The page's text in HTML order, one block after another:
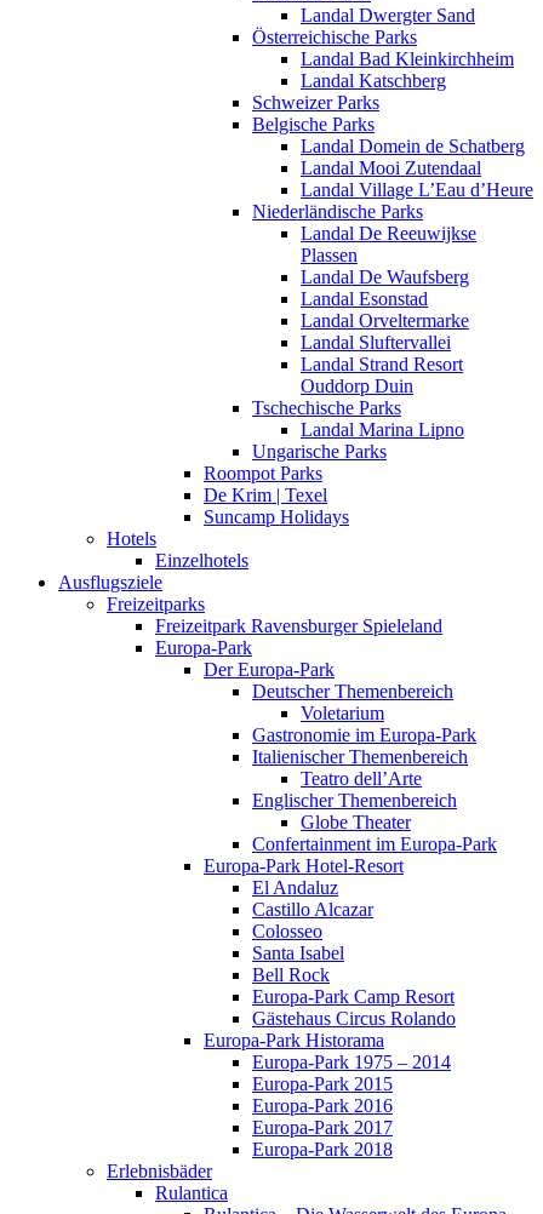
Landal Dwergter Sand
Österreichische Parks
Landal Bad Kleinkirchheim
Landal Katschberg
Schweizer Parks
Belgische Parks
Landal Domein de Schatberg
Landal Mooi Zutendaal
Landal Village L’Eau d’Heure
Niederländische Parks
Landal De Reeuwijkse
Plassen
Landal De Waufsberg
Landal Esonstad
Landal Orveltermarke
Landal Sluftervallei
Landal Strand Resort
Ouddorp Duin
Tschechische Parks
Landal Marina Lipno
Ungarische Parks
Roompot Parks
De Krim | Texel
Suncamp Holidays
Hotels
Einzelhotels
Ausflugsziele
Freizeitparks
Freizeitpark Ravensburger Spieleland
Europa-Park
Der Europa-Park
Deutscher Themenbereich
Voletarium
Gastronomie im Europa-Park
Italienischer Themenbereich
Teatro dell’Arte
Englischer Themenbereich
Globe Theater
Confertainment im Europa-Park
Europa-Park Hotel-Resort
El Andaluz
Castillo Alcazar
Colosseo
Santa Isabel
Bell Rock
Europa-Park Camp Resort
Gästehaus Circus Rolando
Europa-Park Historama
Europa-Park 1975 – 2014
Europa-Park 2015
Europa-Park 2016
Europa-Park 2017
Europa-Park 2018
Erlebnisbäder
Rulantica